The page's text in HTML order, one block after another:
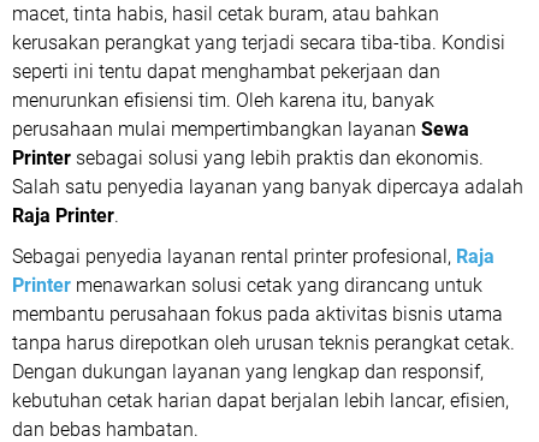
macet, tinta habis, hasil cetak buram, atau bahkan
kerusakan perangkat yang terjadi secara tiba-tiba. Kondisi
seperti ini tentu dapat menghambat pekerjaan dan
menurunkan efisiensi tim. Oleh karena itu, banyak
perusahaan mulai mempertimbangkan layanan Sewa
Printer sebagai solusi yang lebih praktis dan ekonomis.
Salah satu penyedia layanan yang banyak dipercaya adalah
Raja Printer.
Sebagai penyedia layanan rental printer profesional, Raja
Printer menawarkan solusi cetak yang dirancang untuk
membantu perusahaan fokus pada aktivitas bisnis utama
tanpa harus direpotkan oleh urusan teknis perangkat cetak.
Dengan dukungan layanan yang lengkap dan responsif,
kebutuhan cetak harian dapat berjalan lebih lancar, efisien,
dan bebas hambatan.